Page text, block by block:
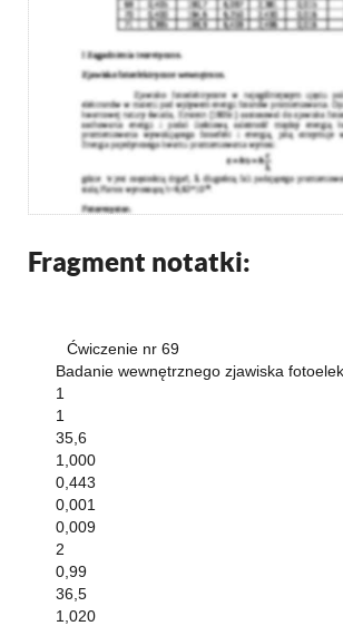
Fragment notatki:
Ćwiczenie nr 69
Badanie wewnętrznego zjawiska
1
1
35,6
1,000
0,443
0,001
0,009
2
0,99
36,5
1,020